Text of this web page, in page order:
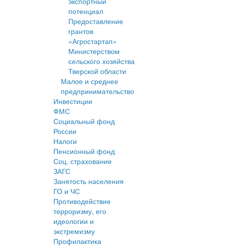
потенциал
Предоставление
грантов
«Агростартап»
Министерством
сельского хозяйства
Тверской области
Малое и среднее
предпринимательство
Инвестиции
ФМС
Социальный фонд
России
Налоги
Пенсионный фонд
Соц. страхование
ЗАГС
Занятость населения
ГО и ЧС
Противодействие
терроризму, его
идеологии и
экстремизму
Профилактика